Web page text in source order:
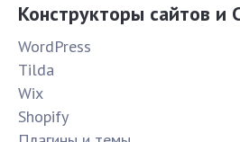
Конструкторы сайтов и
WordPress
Tilda
Wix
Shopify